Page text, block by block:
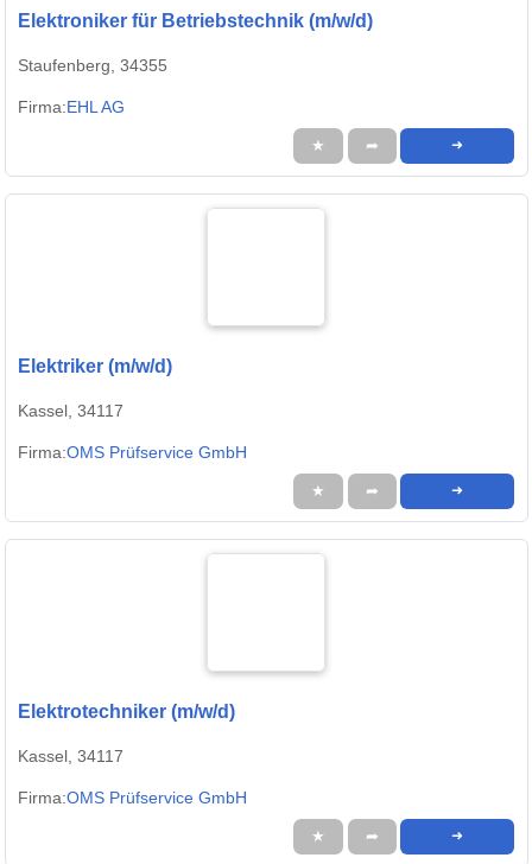
Elektroniker für Betriebstechnik (m/w/d)
Staufenberg, 34355
Firma:EHL AG
★ ➦ ➜
Elektriker (m/w/d)
Kassel, 34117
Firma:OMS Prüfservice GmbH
★ ➦ ➜
Elektrotechniker (m/w/d)
Kassel, 34117
Firma:OMS Prüfservice GmbH
★ ➦ ➜